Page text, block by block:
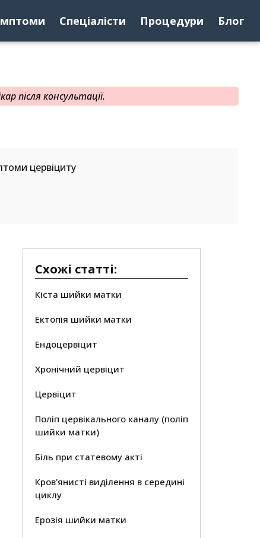
Спеціалісти Процедури Блог
після консультації.
цервіциту
Схожі статті:
Кіста шийки матки
Ектопія шийки матки
Ендоцервіцит
Хронічний цервіцит
Цервіцит
Поліп цервікального каналу (поліп
шийки матки)
Біль при статевому акті
Кров'янисті виділення в середині
циклу
Ерозія шийки матки